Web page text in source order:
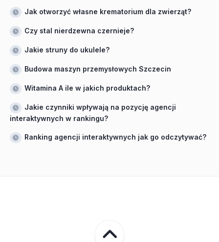
Jak otworzyć własne krematorium dla zwierząt?
Czy stal nierdzewna czernieje?
Jakie struny do ukulele?
Budowa maszyn przemysłowych Szczecin
Witamina A ile w jakich produktach?
Jakie czynniki wpływają na pozycję agencji
interaktywnych w rankingu?
Ranking agencji interaktywnych jak go odczytywać?